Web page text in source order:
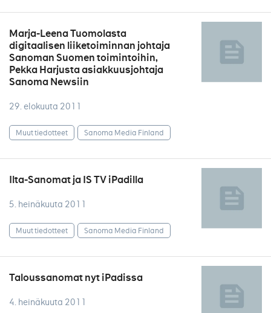
Marja-Leena Tuomolasta
digitaalisen liiketoiminnan johtaja
Sanoman Suomen toimintoihin,
Pekka Harjusta asiakkuusjohtaja
Sanoma Newsiin
29. elokuuta 2011
Muut tiedotteet Sanoma Media Finland
Ilta-Sanomat ja IS TV iPadilla
5. heinäkuuta 2011
Muut tiedotteet Sanoma Media Finland
Taloussanomat nyt iPadissa
4. heinäkuuta 2011